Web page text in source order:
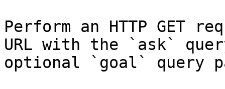
Perform an HTTP GET
URL with the `ask`
optional `goal` query